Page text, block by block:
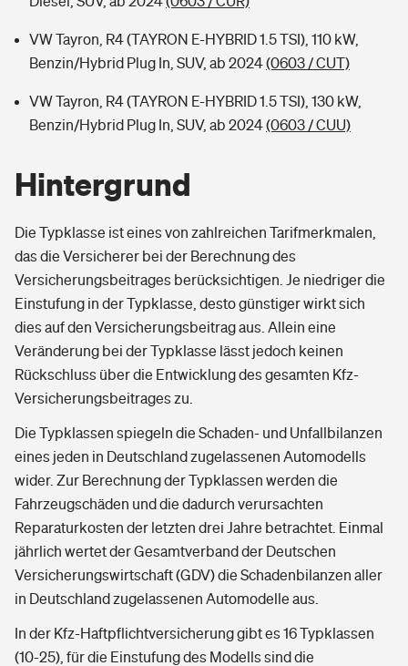
Sie haben Fragen?
VW Tayron, R4 (TAYRON E-HYBRID 1.5 TSI), 110 kW,
Benzin/Hybrid Plug In, SUV, ab 2024(0603 / CUT)
VW Tayron, R4 (TAYRON E-HYBRID 1.5 TSI), 130 kW,
Benzin/Hybrid Plug In, SUV, ab 2024(0603 / CUU)
Hintergrund
Die Typklasse ist eines von zahlreichen Tarifmerkmalen,
das die Versicherer bei der Berechnung des
Versicherungsbeitrages berücksichtigen. Je niedriger die
Einstufung in der Typklasse, desto günstiger wirkt sich
dies auf den Versicherungsbeitrag aus. Allein eine
Veränderung bei der Typklasse lässt jedoch keinen
Rückschluss über die Entwicklung des gesamten Kfz-
Versicherungsbeitrages zu.
Die Typklassen spiegeln die Schaden- und Unfallbilanzen
eines jeden in Deutschland zugelassenen Automodells
wider. Zur Berechnung der Typklassen werden die
Fahrzeugschäden und die dadurch verursachten
Reparaturkosten der letzten drei Jahre betrachtet. Einmal
jährlich wertet der Gesamtverband der Deutschen
Versicherungswirtschaft (GDV) die Schadenbilanzen aller
in Deutschland zugelassenen Automodelle aus.
In der Kfz-Haftpflichtversicherung gibt es 16 Typklassen
(10-25), für die Einstufung des Modells sind die